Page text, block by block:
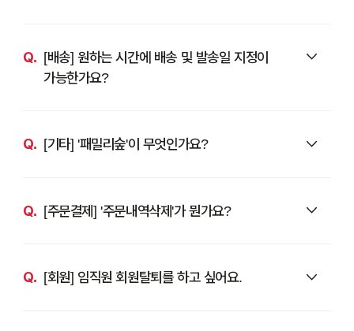
[배송] 원하는 시간에 배송 및 발송일 지정이
가능한가요?
[기타] '패밀리숲'이 무엇인가요?
[주문결제] '주문내역삭제'가 뭔가요?
[회원] 임직원 회원탈퇴를 하고 싶어요.